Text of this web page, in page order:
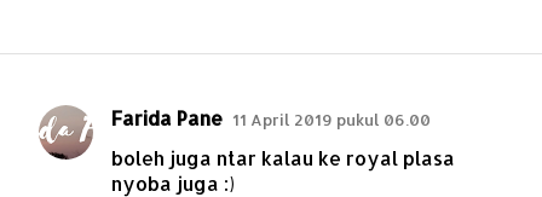
K
o
Farida Pane 11 April 2019 pukul 06.00
boleh juga ntar kalau ke royal plasa
nyoba juga :)